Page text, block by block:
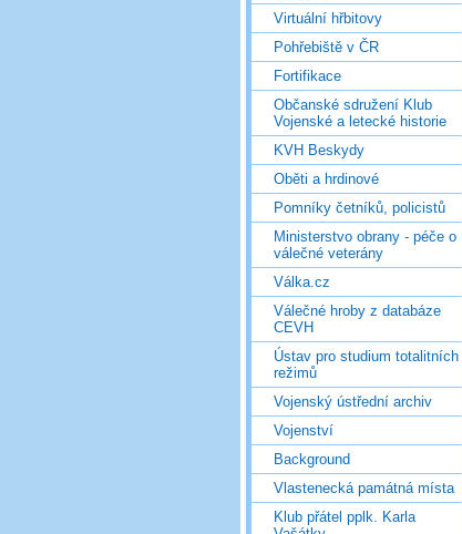
Virtuální hřbitovy
Pohřebiště v ČR
Fortifikace
Občanské sdružení Klub
Vojenské a letecké historie
KVH Beskydy
Oběti a hrdinové
Pomníky četníků, policistů
Ministerstvo obrany - péče o
válečné veterány
Válka.cz
Válečné hroby z databáze
CEVH
Ústav pro studium totalitních
režimů
Vojenský ústřední archiv
Vojenství
Background
Vlastenecká památná místa
Klub přátel pplk. Karla